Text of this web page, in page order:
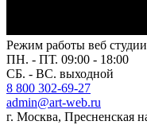
Режим работы веб
ПН. - ПТ. 09:00 - 18:00
СБ. - ВС. выходной
8 800 302-69-27
admin@art-web.ru
г. Москва, Пресненская